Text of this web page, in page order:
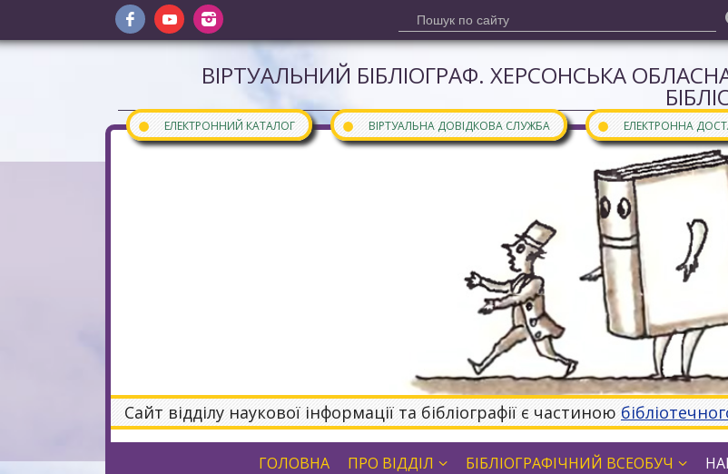
ВІРТУАЛЬНИЙ БІБЛІОГРАФ. ХЕРСОНСЬКА
● ЕЛЕКТРОННИЙ КАТАЛОГ ● ВІРТУАЛЬНА ДОВІДКОВА СЛУЖБА ● ЕЛЕКТРОННА
Сайт відділу наукової інформації та бібліографії є частиною
ГОЛОВНА ПРО ВІДДІЛ БІБЛІОГРАФІЧНИЙ ВСЕОБУЧ